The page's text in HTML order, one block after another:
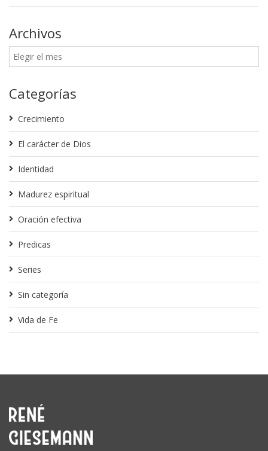
Archivos
Categorías
Crecimiento
El carácter de Dios
Identidad
Madurez espiritual
Oración efectiva
Predicas
Series
Sin categoría
Vida de Fe